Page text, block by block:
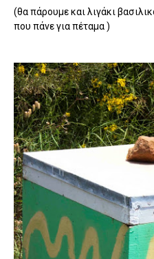
(θα πάρουμε και λιγάκι
που πάνε για πέταμα )